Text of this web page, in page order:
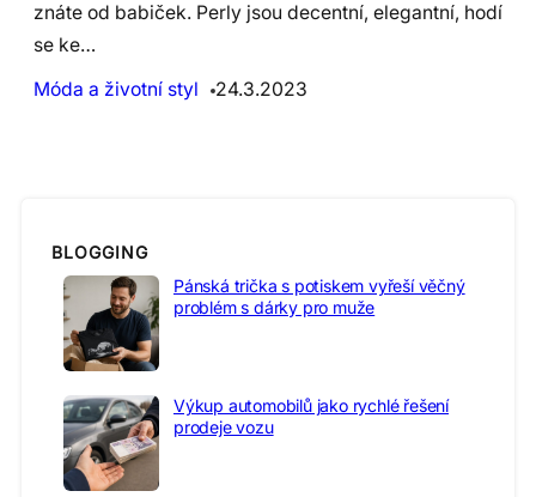
znáte od babiček. Perly jsou decentní, elegantní, hodí
se ke…
Móda a životní styl
24.3.2023
BLOGGING
Pánská trička s potiskem vyřeší věčný
problém s dárky pro muže
Výkup automobilů jako rychlé řešení
prodeje vozu